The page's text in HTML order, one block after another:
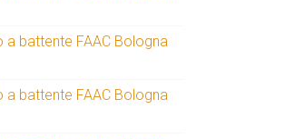
a battente FAAC Bologna
a battente FAAC Bologna